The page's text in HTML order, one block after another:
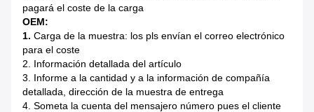
pagará el coste de la carga
OEM:
1. Carga de la muestra: los pls envían el correo electrónico
para el coste
2. Información detallada del artículo
3. Informe a la cantidad y a la información de compañía
detallada, dirección de la muestra de entrega
4. Someta la cuenta del mensajero número pues el cliente